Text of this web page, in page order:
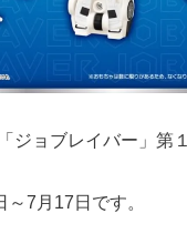
ジョブレイバー」第
7月17日です。